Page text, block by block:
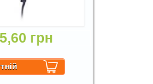
грн